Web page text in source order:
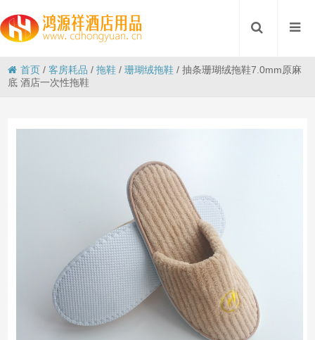
首页 /客房耗品 /拖鞋 /珊瑚绒拖鞋 /抽条珊瑚绒拖鞋7.0mm原麻
底 酒店一次性拖鞋